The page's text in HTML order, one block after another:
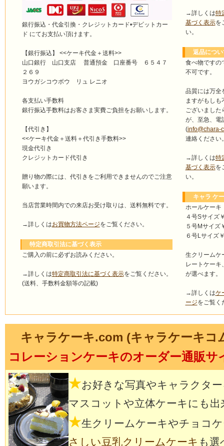
銀行振込・代金引換・クレジットカード•デビットカー
ド にてお支払い頂けます。
【銀行振込】 <<ケーキ代金＋送料>>
山口銀行 山口支店 普通預金 口座番号 ６５４７
２６９
ヨウガシコウボウ リュ レニオ
各支払い手数料
銀行振込手数料はお客さま実費ご負担をお願いします。
【代引き】
<<ケーキ代金＋送料＋代引き手数料>>
現金代引き
クレジットカード代引き
贈り物の際には、代引きをご利用できませんのでご注意
願います。
当店営業時間内での来店お受け取りは、送料無料です。
→詳しくはお買物方法ページをご覧ください。
特定商取引法に基づく表示
ご購入の前に必ずお読みください。
→詳しくは特定商取引法に基づく表示をご覧ください。
(送料、手数料金額等の記載)
→詳しくは特
基づく表示を
い。
返品につい
食べ物ですの
不可です。
品質には万全
ますがもしも
ございました
が、至急、電
(info@chara-
連絡ください
→詳しくは特
基づく表示を
い。
キャラ ケ
ホールケーキ
４号Sサイズ
５号Mサイズ
６号Lサイズ
生クリームケ
レートケーキ
が選べます。
→詳しくはケ
ージをご覧く
キャラケーキ.com (キャラケーキコ
コレーションケーキのオーダー通販サ
★お好きな写真やキャラクタ
マスコットや立体ケーキにも出
★生クリームケーキやチョコ
さしい豆乳クリームケーキ も選